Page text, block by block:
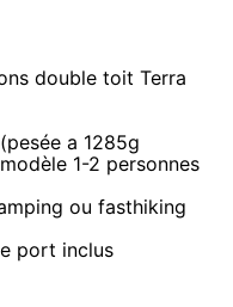
double toit Terra
a 1285g
1-2 personnes
ou fasthiking
port inclus